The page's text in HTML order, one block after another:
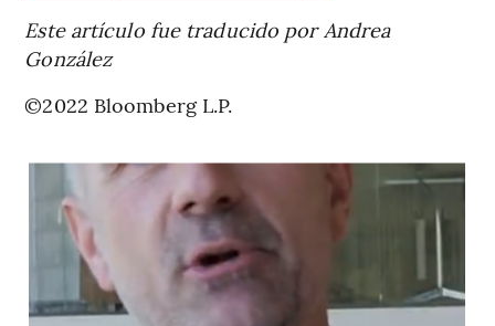
Este artículo fue traducido por Andrea
González
©2022 Bloomberg L.P.